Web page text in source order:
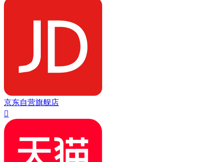
京东自营旗舰店
